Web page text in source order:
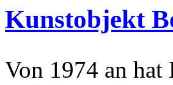
Kunstobjekt
Von 1974 an hat